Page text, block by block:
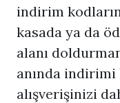
indirim
kasada ya da
alanı
anında indirimi
alışverişinizi